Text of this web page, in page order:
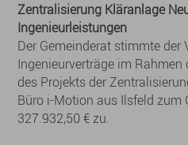
Zentralisierung Kläranlage
Ingenieurleistungen
Der Gemeinderat stimmte der
Ingenieurverträge im
des Projekts der
Büro i-Motion aus Ilsfeld zum
327.932,50 € zu.